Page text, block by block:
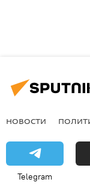
НОВОСТИ
Telegram